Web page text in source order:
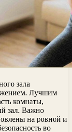
зала
Лучшим
комнаты,
зал. Важно
на ровной и
во